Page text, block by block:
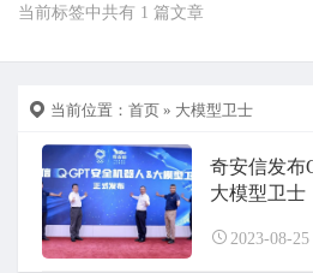
当前标签中共有 1 篇文章
当前位置： 首页 » 大模型卫士
奇安信发布
大模型卫士
2023-08-25